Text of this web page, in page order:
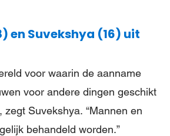
en Suvekshya (16) uit
voor waarin de aanname
voor andere dingen geschikt
zegt Suvekshya. “Mannen en
behandeld worden.”